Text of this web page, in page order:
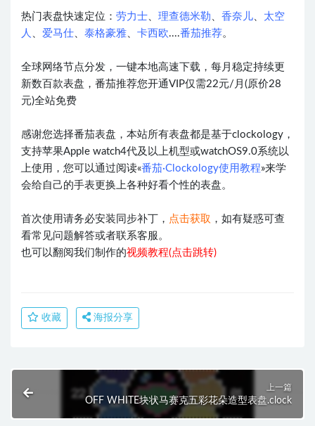
热门表盘快速定位： 劳力士 理查德米勒 香奈儿
太空
人
爱马仕 泰格豪雅 卡西欧....番茄推荐。
全球网络节点分发，一键本地高速下载，每月稳定持续更
新数百款表盘，番茄推荐您开通VIP仅需22元/月(原价28
元)全站免费
感谢您选择番茄表盘，本站所有表盘都是基于clockology，
支持苹果Apple watch4代及以上机型或watchOS9.0系统以
上使用，您可以通过阅读«番茄·Clockology使用教程»来学
会给自己的手表更换上各种好看个性的表盘。
首次使用请务必安装同步补丁， 点击获取 ，如有疑惑可查
看常见问题解答或者联系客服。
也可以翻阅我们制作的视频教程(点击跳转)
收藏 海报分享
上一篇
OFF WHITE块状马赛克五彩花朵造型表盘.clock